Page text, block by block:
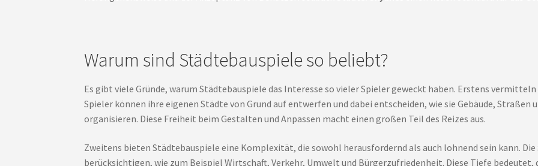
Warum sind Städtebauspiele so beliebt?
Es gibt viele Gründe, warum Städtebauspiele das Interesse so vieler Spieler geweckt haben. Erstens
Spieler können ihre eigenen Städte von Grund auf entwerfen und dabei entscheiden, wie sie Gebäude,
organisieren. Diese Freiheit beim Gestalten und Anpassen macht einen großen Teil des Reizes aus.
Zweitens bieten Städtebauspiele eine Komplexität, die sowohl herausfordernd als auch lohnend sein kann.
berücksichtigen, wie zum Beispiel Wirtschaft, Verkehr, Umwelt und Bürgerzufriedenheit. Diese Tiefe